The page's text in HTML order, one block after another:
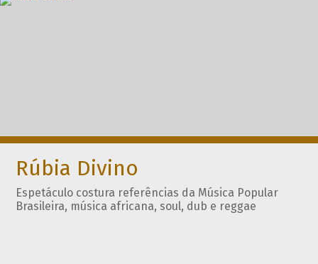
Destaques
Rúbia Divino
Espetáculo costura referências da Música Popular
Brasileira, música africana, soul, dub e reggae